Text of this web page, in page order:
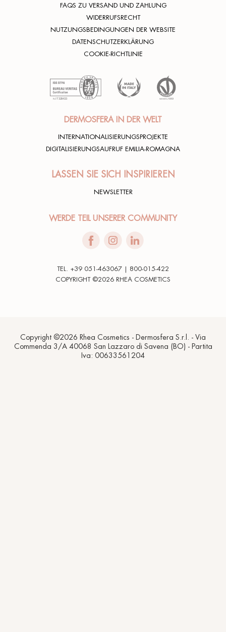
FAQS ZU VERSAND UND ZAHLUNG
WIDERRUFSRECHT
NUTZUNGSBEDINGUNGEN DER WEBSITE
DATENSCHUTZERKLÄRUNG
COOKIE-RICHTLINIE
DERMOSFERA IN DER WELT
INTERNATIONALISIERUNGSPROJEKTE
DIGITALISIERUNGSAUFRUF EMILIA-ROMAGNA
LASSEN SIE SICH INSPIRIEREN
NEWSLETTER
WERDE TEIL UNSERER COMMUNITY
TEL. +39 051-463067 | 800-015-422
COPYRIGHT ©2026 RHEA COSMETICS
Copyright ©2026 Rhea Cosmetics - Dermosfera S.r.l. - Via
Commenda 3/A 40068 San Lazzaro di Savena (BO) - Partita
Iva: 00633561204